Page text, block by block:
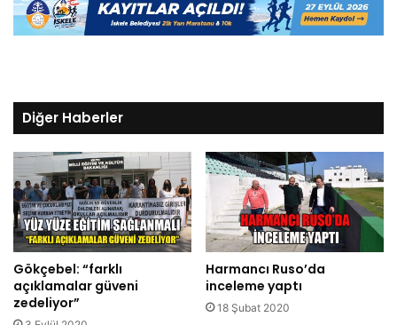
Diğer Haberler
Gökçebel: “farklı
açıklamalar güveni
zedeliyor”
Harmancı Ruso’da
inceleme yaptı
18 Şubat 2020